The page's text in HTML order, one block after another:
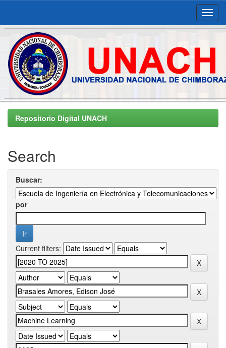
Skip
navigationRepositorio Digital UNACH
Search
Buscar:
por
Current filters: